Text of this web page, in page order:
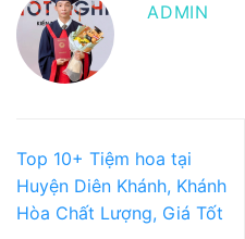
ADMIN
Top 10+ Tiệm hoa tại
Huyện Diên Khánh, Khánh
Hòa Chất Lượng, Giá Tốt